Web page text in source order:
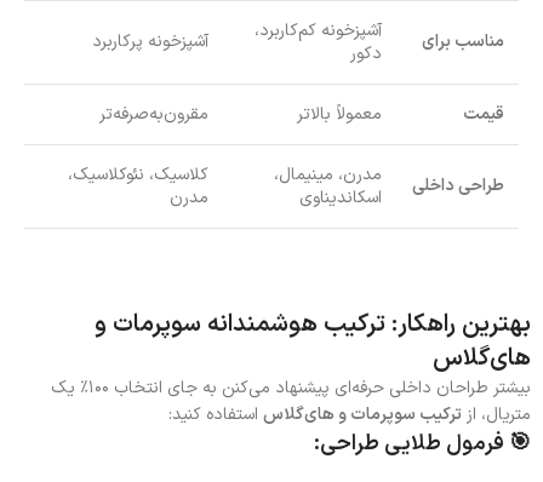
مناسب برای
آشپزخونه کم‌کاربرد،
دکور
آشپزخونه پرکاربرد
قیمت معمولاً بالاتر مقرون‌به‌صرفه‌تر
طراحی داخلی
مدرن، مینیمال،
اسکاندیناوی
کلاسیک، نئوکلاسیک،
مدرن
بهترین راهکار: ترکیب هوشمندانه سوپرمات و
های‌گلاس
بیشتر طراحان داخلی حرفه‌ای پیشنهاد می‌کنن به جای انتخاب ۱۰۰٪ یک
متریال، از ترکیب سوپرمات و های‌گلاس استفاده کنید:
🎯 فرمول طلایی طراحی: